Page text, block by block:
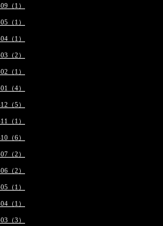
（1）
（1）
（1）
（2）
（1）
（4）
（5）
（1）
（6）
（2）
（2）
（1）
（1）
（3）